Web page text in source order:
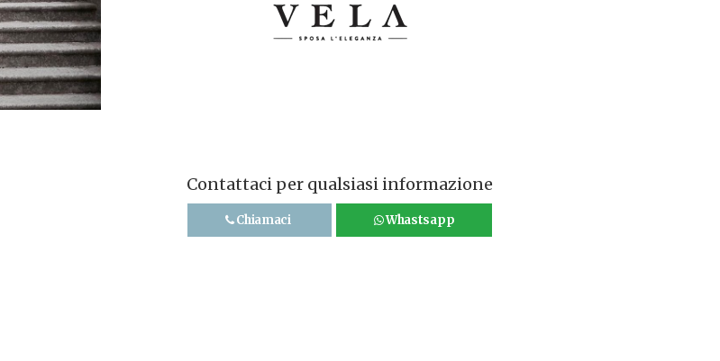
Contattaci per qualsiasi informazione
Chiamaci Whastsapp